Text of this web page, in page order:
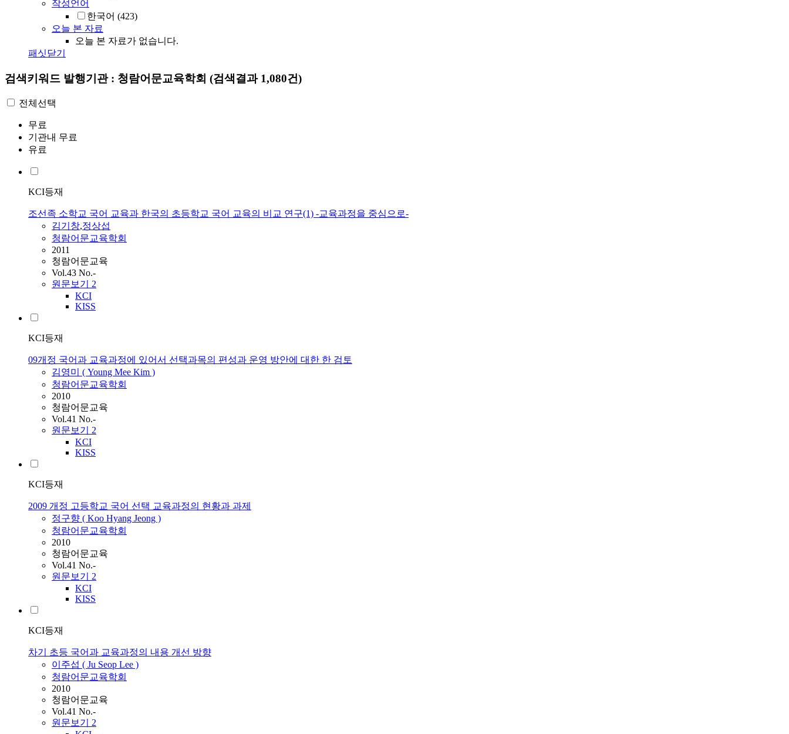
작성언어
한국어 (423)
오늘 본 자료
오늘 본 자료가 없습니다.
패싯닫기
검색키워드 발행기관 : 청람어문교육학회 (검색결과 1,080건)
전체선택
무료
기관내 무료
유료
KCI등재
조선족 소학교 국어 교육과 한국의 초등학교 국어 교육의 비교 연구(1) -교육과정을 중심으로-
김기창,정상섭
청람어문교육학회
2011
청람어문교육
Vol.43 No.-
원문보기 2
KCI
KISS
KCI등재
09개정 국어과 교육과정에 있어서 선택과목의 편성과 운영 방안에 대한 한 검토
김영미 ( Young Mee Kim )
청람어문교육학회
2010
청람어문교육
Vol.41 No.-
원문보기 2
KCI
KISS
KCI등재
2009 개정 고등학교 국어 선택 교육과정의 현황과 과제
정구향 ( Koo Hyang Jeong )
청람어문교육학회
2010
청람어문교육
Vol.41 No.-
원문보기 2
KCI
KISS
KCI등재
차기 초등 국어과 교육과정의 내용 개선 방향
이주섭 ( Ju Seop Lee )
청람어문교육학회
2010
청람어문교육
Vol.41 No.-
원문보기 2